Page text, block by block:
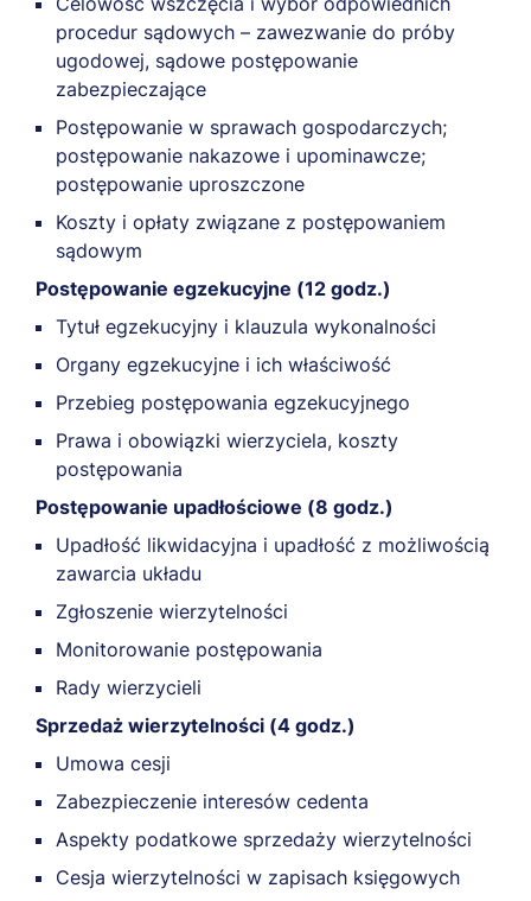
procedur sądowych – zawezwanie do próby
ugodowej, sądowe postępowanie
zabezpieczające
Postępowanie w sprawach gospodarczych;
postępowanie nakazowe i upominawcze;
postępowanie uproszczone
Koszty i opłaty związane z postępowaniem
sądowym
Postępowanie egzekucyjne (12 godz.)
Tytuł egzekucyjny i klauzula wykonalności
Organy egzekucyjne i ich właściwość
Przebieg postępowania egzekucyjnego
Prawa i obowiązki wierzyciela, koszty
postępowania
Postępowanie upadłościowe (8 godz.)
Upadłość likwidacyjna i upadłość z możliwością
zawarcia układu
Zgłoszenie wierzytelności
Monitorowanie postępowania
Rady wierzycieli
Sprzedaż wierzytelności (4 godz.)
Umowa cesji
Zabezpieczenie interesów cedenta
Aspekty podatkowe sprzedaży wierzytelności
Cesja wierzytelności w zapisach księgowych